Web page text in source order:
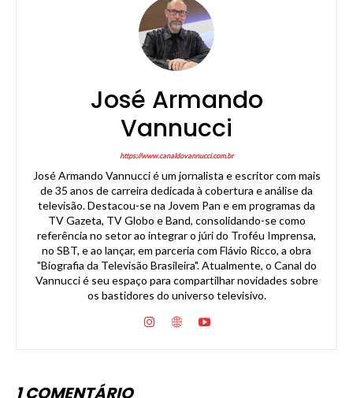
José Armando
Vannucci
https://www.canaldovannucci.com.br
José Armando Vannucci é um jornalista e escritor com mais
de 35 anos de carreira dedicada à cobertura e análise da
televisão. Destacou-se na Jovem Pan e em programas da
TV Gazeta, TV Globo e Band, consolidando-se como
referência no setor ao integrar o júri do Troféu Imprensa,
no SBT, e ao lançar, em parceria com Flávio Ricco, a obra
"Biografia da Televisão Brasileira". Atualmente, o Canal do
Vannucci é seu espaço para compartilhar novidades sobre
os bastidores do universo televisivo.
1 COMENTÁRIO